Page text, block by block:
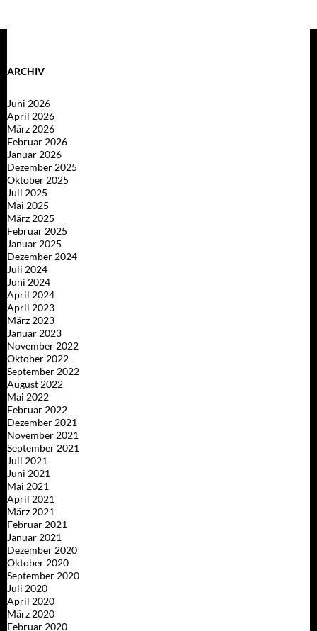
ARCHIV
Juni 2026
April 2026
März 2026
Februar 2026
Januar 2026
Dezember 2025
Oktober 2025
Juli 2025
Mai 2025
März 2025
Februar 2025
Januar 2025
Dezember 2024
Juli 2024
Juni 2024
April 2024
April 2023
März 2023
Januar 2023
November 2022
Oktober 2022
September 2022
August 2022
Mai 2022
Februar 2022
Dezember 2021
November 2021
September 2021
Juli 2021
Juni 2021
Mai 2021
April 2021
März 2021
Februar 2021
Januar 2021
Dezember 2020
Oktober 2020
September 2020
Juli 2020
April 2020
März 2020
Februar 2020